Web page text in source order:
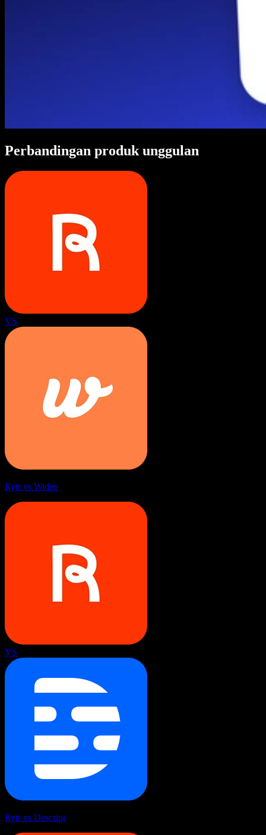
Perbandingan produk unggulan
VS
Rytr vs Wideo
VS
Rytr vs Descript